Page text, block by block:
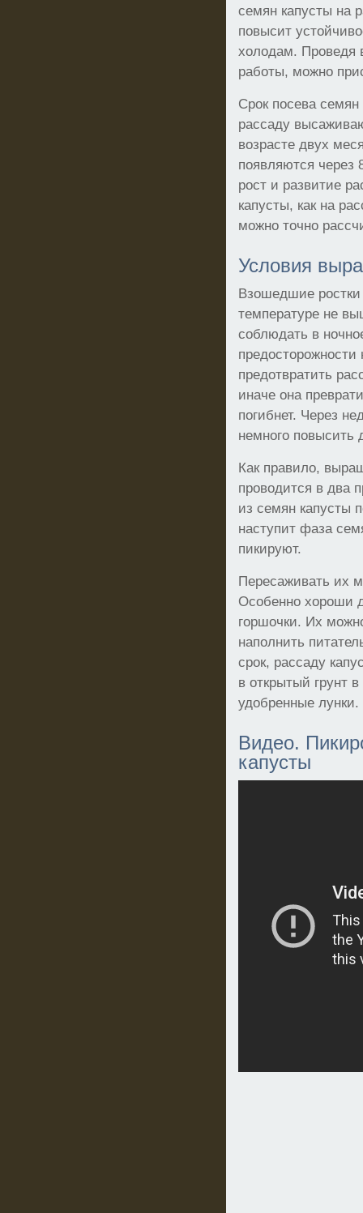
семян капусты на
повысит
холодам. Проведя
работы, можно
Срок посева
рассаду
возрасте двух
появляются через
рост и развитие
капусты, как на
можно точно
Условия
Взошедшие
температуре не
соблюдать в
предотвратить
иначе она
погибнет. Через
немного повысить
Как правило,
проводится в два
из семян капусты
наступит фаза
пикируют.
Пересаживать их
Особенно хороши
горшочки. Их
наполнить
срок, рассаду
в открытый грунт
удобренные лунки.
Видео.
капусты